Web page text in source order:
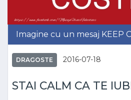
Imagine cu un mesaj KEEP
DRAGOSTE 2016-07-18
STAI CALM CA TE